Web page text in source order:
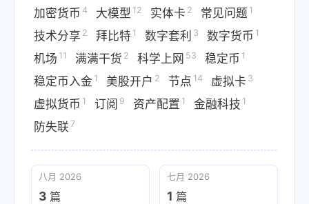
加密货币 4 大模型 12 实体卡 2 常见问题 1
技术分享 2 拜比特 1 数字套利 3 数字货币 1
机场 11 满满干货 2 科学上网 53 稳定币 1
稳定币入金 1 美股开户 2 节点 14 虚拟卡 3
虚拟货币 1 订阅 9 资产配置 1 金融科技 1
防失联 7
八月 2026
3 篇
七月 2026
1 篇